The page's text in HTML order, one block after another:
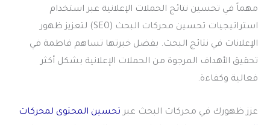
مهماً في تحسين نتائج الحملات الإعلانية عبر استخدام
استراتيجيات تحسين محركات البحث (SEO) لتعزيز ظهور
الإعلانات في نتائج البحث. بفضل خبرتها تساهم فاطمة في
تحقيق الأهداف المرجوة من الحملات الإعلانية بشكل أكثر
فعالية وكفاءة.
عزز ظهورك في محركات البحث عبر تحسين المحتوى لمحركات